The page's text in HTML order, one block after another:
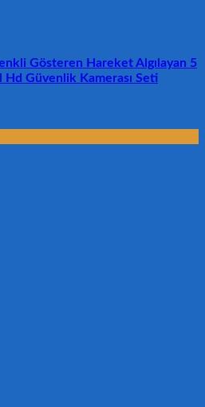
Gösteren Hareket Algılayan 5
Hd Güvenlik Kamerası Seti